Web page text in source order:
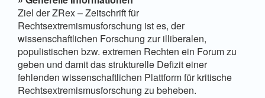
Ziel der ZRex – Zeitschrift für
Rechtsextremismusforschung ist es, der
wissenschaftlichen Forschung zur illiberalen,
populistischen bzw. extremen Rechten ein Forum zu
geben und damit das strukturelle Defizit einer
fehlenden wissenschaftlichen Plattform für kritische
Rechtsextremismusforschung zu beheben.